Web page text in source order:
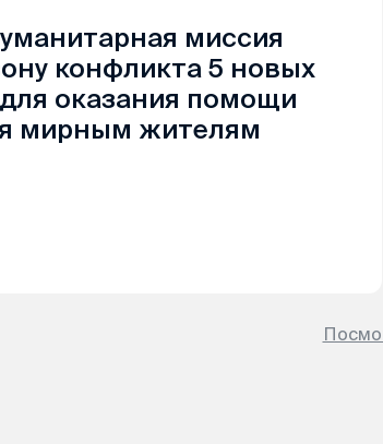
миссия
конфликта 5 новых
оказания помощи
мирным жителям